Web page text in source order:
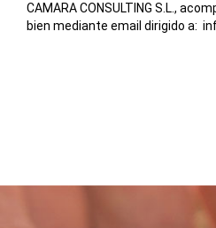
CAMARA CONSULTING S.L.,
bien mediante email dirigido a: